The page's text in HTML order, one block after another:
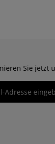
Sie jetzt